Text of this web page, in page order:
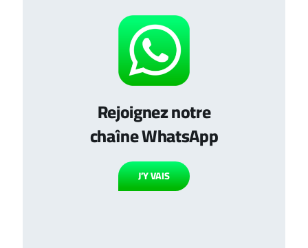
Rejoignez notre
chaîne WhatsApp
J’Y VAIS